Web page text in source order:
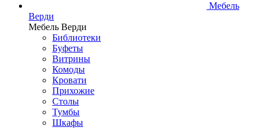
Мебель
Верди
Мебель Верди
Библиотеки
Буфеты
Витрины
Комоды
Кровати
Прихожие
Столы
Тумбы
Шкафы